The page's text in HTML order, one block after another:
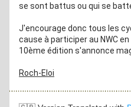
se sont battus ou qui se
J'encourage donc tous les
cause à participer au NWC
10ème édition s'annonce
Roch-Eloi